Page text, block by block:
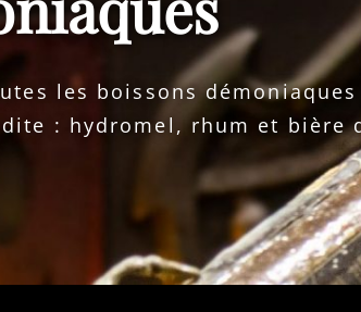
les boissons
: hydromel, rhum et bière